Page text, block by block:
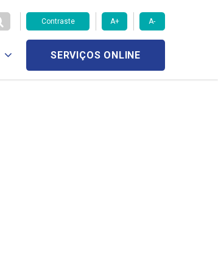
Contraste A+ A-
SERVIÇOS ONLINE